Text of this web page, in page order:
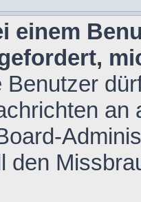
einem
Benutzer
den